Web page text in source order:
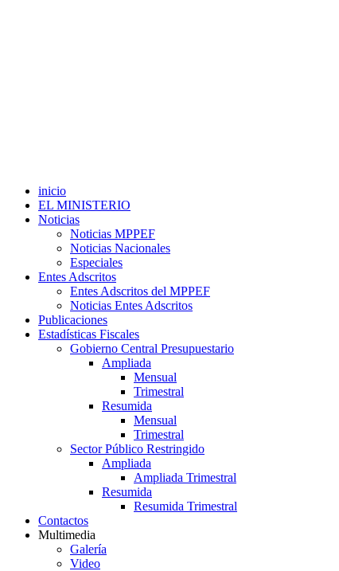
inicio
EL MINISTERIO
Noticias
Noticias MPPEF
Noticias Nacionales
Especiales
Entes Adscritos
Entes Adscritos del MPPEF
Noticias Entes Adscritos
Publicaciones
Estadísticas Fiscales
Gobierno Central Presupuestario
Ampliada
Mensual
Trimestral
Resumida
Mensual
Trimestral
Sector Público Restringido
Ampliada
Ampliada Trimestral
Resumida
Resumida Trimestral
Contactos
Multimedia
Galería
Video